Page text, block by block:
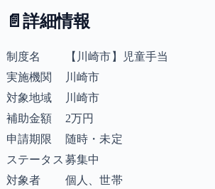
📄 詳細情報
制度名
【川崎市】児童手当
実施機関
川崎市
対象地域
川崎市
補助金額
2万円
申請期限
随時・未定
ステータス 募集中
対象者
個人、世帯